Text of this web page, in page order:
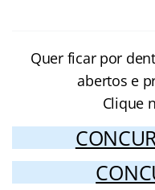
Quer ficar por
abertos e
Clique